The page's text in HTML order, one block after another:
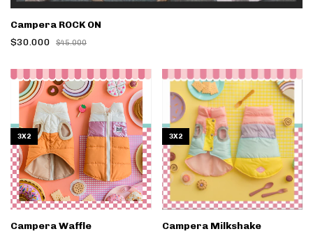
Campera ROCK ON
$30.000
$45.000
3X2
Campera Waffle
3X2
Campera Milkshake